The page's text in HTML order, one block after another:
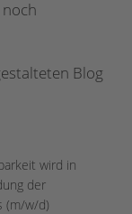
Blog
wird in
der
(m/w/d)